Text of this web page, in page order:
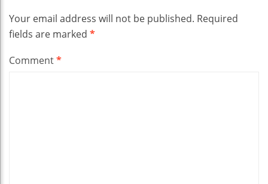
Your email address will not be published. Required
fields are marked *
Comment*